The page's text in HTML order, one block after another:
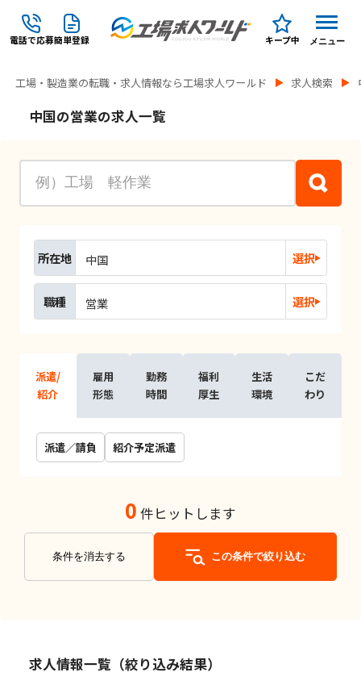
電話で応募簡単登録 キープ中 メニュー
工場・製造業の転職・求人情報なら工場求人ワールド 求人検索
中国の営業の求人一覧
所在地 中国 選択
職種 営業 選択
派遣/
紹介
雇用
形態
勤務
時間
福利
厚生
生活
環境
こだ
わり
派遣／請負 紹介予定派遣
0 件ヒットします
条件を消去する この条件で絞り込む
求人情報一覧（絞り込み結果）